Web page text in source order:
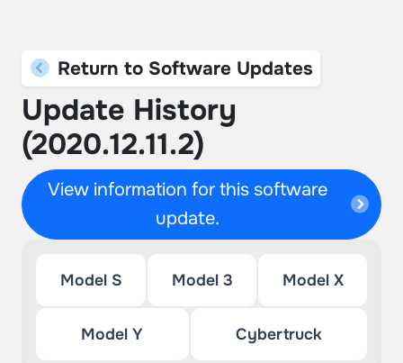
Return to Software Updates
Update History
(2020.12.11.2)
View information for this software
update.
Model S Model 3 Model X
Model Y Cybertruck